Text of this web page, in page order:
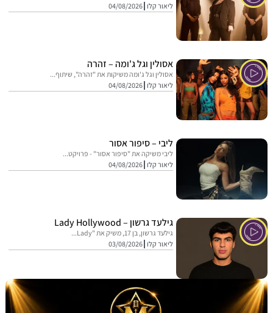
ליאור קלו 04/08/2026
אסולין וגל ג'ומה – זהרה
אסולין וגל ג'ומה משיקות את "זהרה", שיתוף...
ליאור קלו 04/08/2026
ליבי – סיפור אסור
ליבי משיקה את "סיפור אסור" - פרויקט...
ליאור קלו 04/08/2026
גילעד גרשון – Lady Hollywood
גילעד גרשון, בן 17, משיק את "Lady...
ליאור קלו 03/08/2026